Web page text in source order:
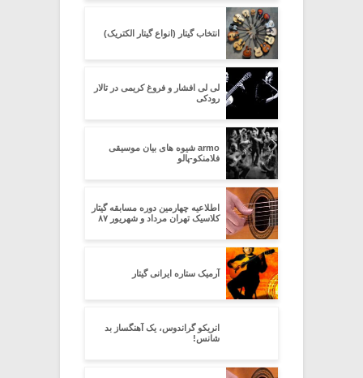
انتخاب گیتار (انواع گیتار الکتریک)
لی لی افشار و فروغ کریمی در تالار
رودکی
armo شیوه های بیان موسیقی
فلامنکو-پالو
اطلاعیه چهارمین دوره مسابقه گیتار
کلاسیک تهران مرداد و شهریور ۸۷
آرمیک ستاره ایرانی گیتار
انریکو گراندوس، یک آهنگساز بد
شانس!